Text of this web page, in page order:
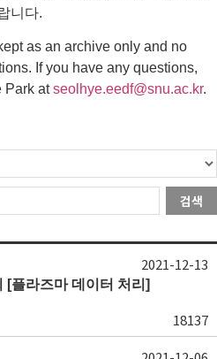
니다.
as an archive only and no
If you have any questions,
Park atseolhye.eedf@snu.ac.kr.
검색
[플라즈마 데이터 처리]
18137
2021-12-13